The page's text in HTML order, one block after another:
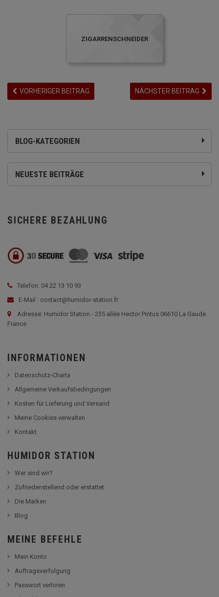
BLOG-KATEGORIEN
NEUESTE BEITRÄGE
ZIGARRENSCHNEIDER
VORHERIGER BEITRAG NÄCHSTER BEITRAG
SICHERE BEZAHLUNG
Telefon: 04 22 13 10 93
E-Mail : contact@humidor-station.fr
Adresse: Humidor Station - 235 allée Hector Pintus 06610 La Gaude
France
INFORMATIONEN
Datenschutz-Charta
Allgemeine Verkaufsbedingungen
Kosten für Lieferung und Versand
Meine Cookies verwalten
Kontakt
HUMIDOR STATION
Wer sind wir?
Zufriedenstellend oder erstattet
Die Marken
Blog
MEINE BEFEHLE
Mein Konto
Auftragsverfolgung
Passwort verloren